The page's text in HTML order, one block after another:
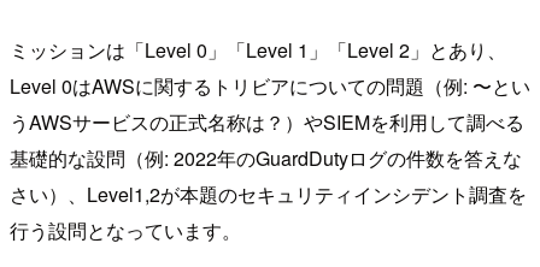
ミッションは「Level 0」「Level 1」「Level 2」とあり、
Level 0はAWSに関するトリビアについての問題（例: 〜とい
うAWSサービスの正式名称は？）やSIEMを利用して調べる
基礎的な設問（例: 2022年のGuardDutyログの件数を答えな
さい）、Level1,2が本題のセキュリティインシデント調査を
行う設問となっています。